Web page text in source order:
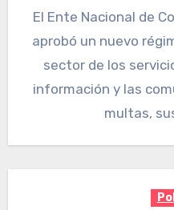
El Ente Nacional de Comunicaciones (Enacom)
aprobó un nuevo
sector de los
información y las
multas,